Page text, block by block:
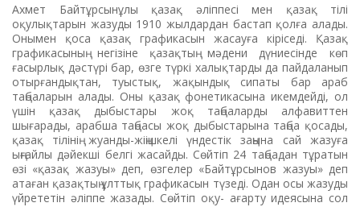
Ахмет Байтұрсынұлы қазақ әліппесі мен қазақ тілі
оқулықтарын жазуды 1910 жылдардан бастап қолға алады.
Онымен қоса қазақ графикасын жасауға кіріседі. Қазақ
графикасының негізіне қазақтың мәдени дүниесінде көп
ғасырлық дәстүрі бар, өзге түркі халықтарды да пайдаланып
отырғандықтан, туыстық, жақындық сипаты бар араб
таңбаларын алады. Оны қазақ фонетикасына икемдейді, ол
үшін қазақ дыбыстары жоқ таңбаларды алфавиттен
шығарады, арабша таңбасы жоқ дыбыстарына таңба қосады,
қазақ тілінің жуанды-жіңішкелі үндестік заңына сай жазуға
ыңғайлы дәйекші белгі жасайды. Сөйтіп 24 таңбадан тұратын
өзі «қазақ жазуы» деп, өзгелер «Байтұрсынов жазуы» деп
атаған қазақтың ұлттық графикасын түзеді. Одан осы жазуды
үйрететін әліппе жазады. Сөйтіп оқу- ағарту идеясына сол